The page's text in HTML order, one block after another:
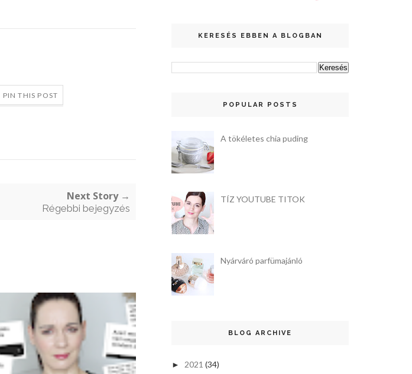
PIN THIS POST
Next Story →
Régebbi bejegyzés
KERESÉS EBBEN A BLOGBAN
POPULAR POSTS
A tökéletes chia puding
TÍZ YOUTUBE TITOK
Nyárváró parfümajánló
BLOG ARCHIVE
► 2021 (34)